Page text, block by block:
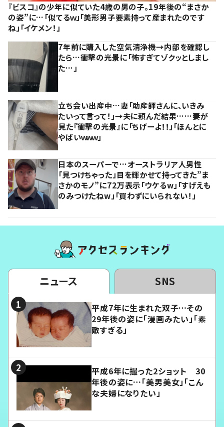
『ビスコ』の少年に似ていた4歳の男の子。19年後の“まさか
の姿”に…「似てるｗ」「美形男子要素持って産まれたのです
ね」「イケメン！」
7年前に購入した空気清浄機→内部を確認し
たら…衝撃の光景に「怖すぎてゾクッとしまし
た…」
立ち会い出産中…妻「助産師さんに、いきみ
たいって言って！」→夫に頼んだ結果……妻が
見た『衝撃の光景』に「ちげーよ！！」「ほんとに
やばいｗｗｗ」
日本のスーパーで…オーストラリア人男性
「見つけちゃった」目を輝かせて持ってきた”ま
さかのモノ”に72万表示「ウケるw」「すげえも
のみつけたねw」「買わずにいられない！」
ニュース SNS
平成7年に生まれた双子…その
29年後の姿に「漫画みたい」「素
敵すぎる」
平成6年に撮った2ショット 30
年後の姿に…「美男美女」「こん
な夫婦になりたい」